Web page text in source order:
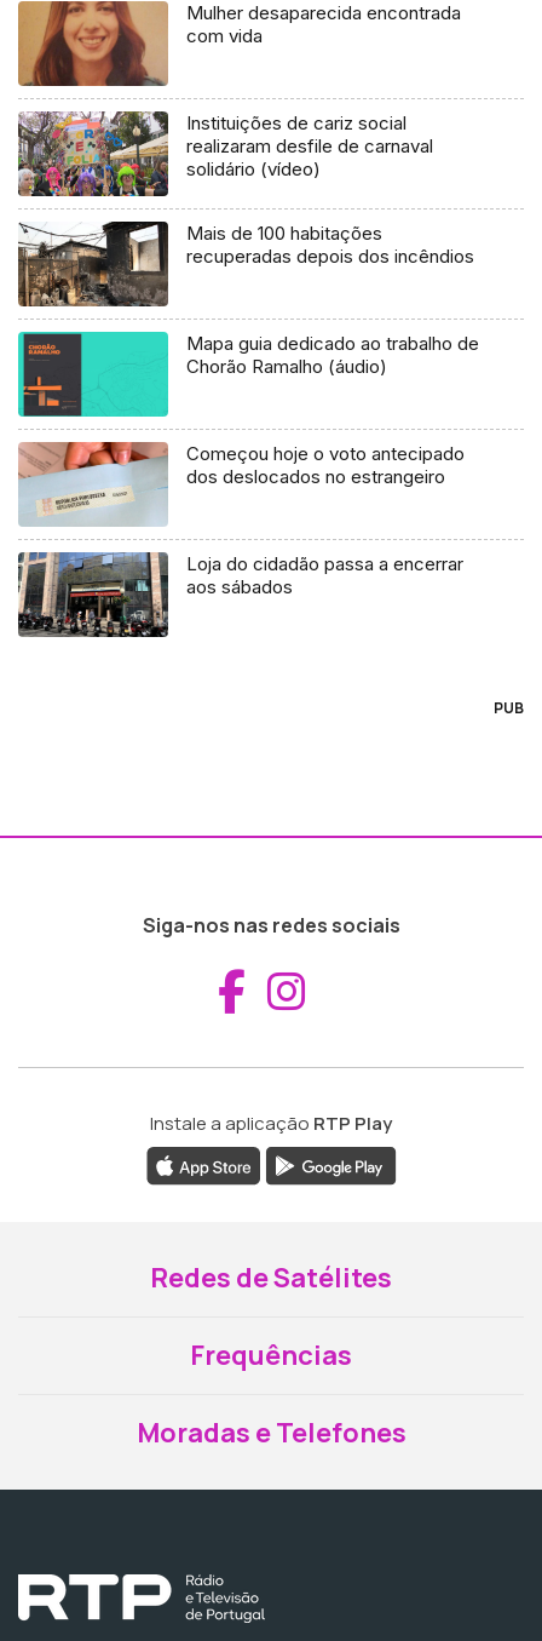
Mulher desaparecida encontrada
com vida
Instituições de cariz social
realizaram desfile de carnaval
solidário (vídeo)
Mais de 100 habitações
recuperadas depois dos incêndios
Mapa guia dedicado ao trabalho de
Chorão Ramalho (áudio)
Começou hoje o voto antecipado
dos deslocados no estrangeiro
Loja do cidadão passa a encerrar
aos sábados
PUB
Siga-nos nas redes sociais
Aceder ao
Instale a aplicação RTP Play
Redes de Satélites
Frequências
Moradas e Telefones